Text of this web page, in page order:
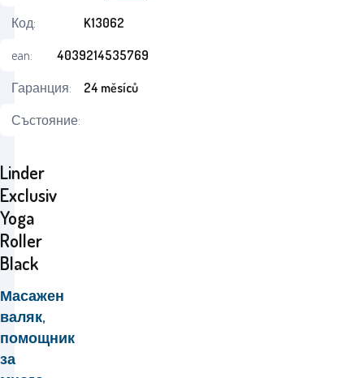
Linder
Exclusiv
Yoga
Roller
Black
Масажен
валяк,
помощник
за
Код:
K13062
ean:
4039214535769
Гаранция:
24 měsíců
Състояние: